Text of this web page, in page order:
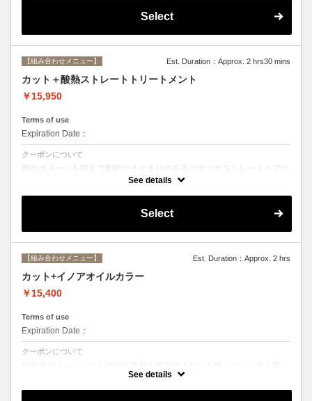
Select
【組み合わせメニュー】 Est. Duration：Approx. 2 hrs30 mins
カット＋酸熱ストレートトリートメント
￥15,950
Terms of use
Expiration Date：
クーポンについて
癖やダメージを抑えて劇的にまとまりのあるツヤツヤストレートヘアに
☆ストレートで痛んだ髪のメンテナンスにも最適。シャンプー、ブロー
See details
Select
【組み合わせメニュー】 Est. Duration：Approx. 2 hrs
カット+イノアオイルカラー
￥15,400
Terms of use
Expiration Date：
クーポンについて
い処方のイノアオイルカラーのセットメニュー☆
See details